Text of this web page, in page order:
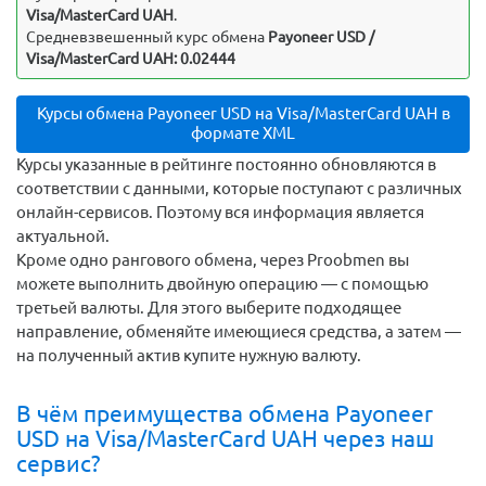
Visa/MasterCard UAH.
Средневзвешенный курс обмена Payoneer USD /
Visa/MasterCard UAH: 0.02444
Курсы обмена Payoneer USD на Visa/MasterCard UAH в
формате XML
Курсы указанные в рейтинге постоянно обновляются в
соответствии с данными, которые поступают с различных
онлайн-сервисов. Поэтому вся информация является
актуальной.
Кроме одно рангового обмена, через Proobmen вы
можете выполнить двойную операцию — с помощью
третьей валюты. Для этого выберите подходящее
направление, обменяйте имеющиеся средства, а затем —
на полученный актив купите нужную валюту.
В чём преимущества обмена Payoneer
USD на Visa/MasterCard UAH через наш
сервис?